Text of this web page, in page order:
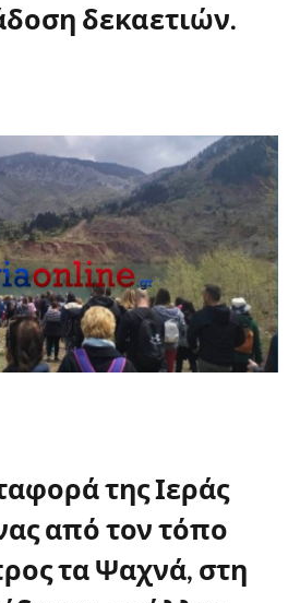
δεκαετιών.
της Ιεράς
από τον τόπο
τα Ψαχνά, στη